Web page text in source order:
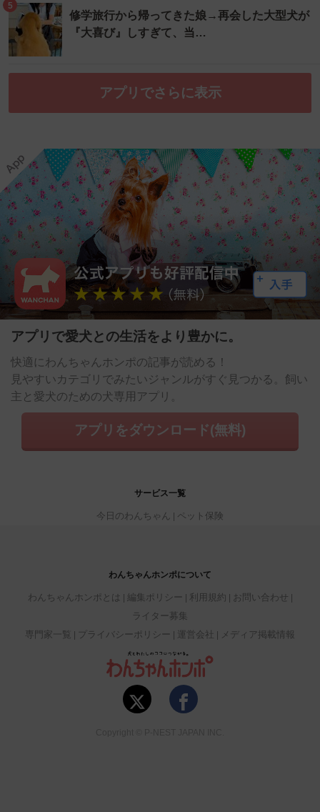
5
修学旅行から帰ってきた娘→再会した大型犬が
『大喜び』しすぎて、当…
アプリでさらに表示
アプリで愛犬との生活をより豊かに。
快適にわんちゃんホンポの記事が読める！
見やすいカテゴリでみたいジャンルがすぐ見つかる。飼い
主と愛犬のための犬専用アプリ。
アプリをダウンロード(無料)
サービス一覧
今日のわんちゃん ペット保険
わんちゃんホンポについて
わんちゃんホンポとは 編集ポリシー 利用規約
お問い合わせ
ライター募集
専門家一覧
プライバシーポリシー 運営会社 メディア掲載情報